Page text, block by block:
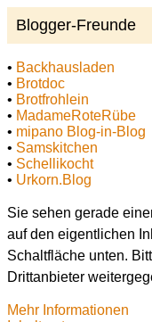
Blogger-Freunde
• Backhausladen
• Brotdoc
• Brotfrohlein
• MadameRoteRübe
• mipano Blog-in-Blog
• Samskitchen
• Schellikocht
• Urkorn.Blog
Sie sehen gerade
auf den eigentlichen
Schaltfläche unten.
Drittanbieter
Mehr Informationen